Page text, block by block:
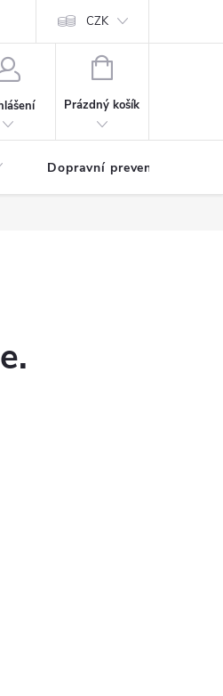
CZK
NÁKUPNÍ
Prázdný košík
Dopravní prevence